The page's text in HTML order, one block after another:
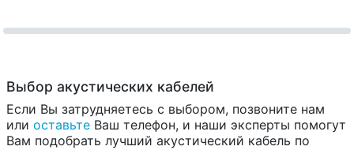
Выбор акустических кабелей
Если Вы затрудняетесь с выбором, позвоните нам
или оставьте Ваш телефон, и наши эксперты помогут
Вам подобрать лучший акустический кабель по